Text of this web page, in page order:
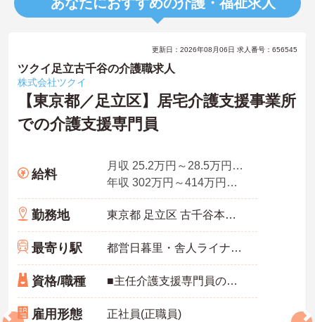
更新日：2026年08月06日 求人番号：656545
ツクイ足立古千谷の介護職求人
株式会社ツクイ
【東京都／足立区】居宅介護支援事業所
での介護支援専門員
給料
月収 25.2万円～28.5万円程度（諸手当込み）
年収 302万円～414万円程度（別途賞与付与）
勤務地 東京都 足立区 古千谷本町4-7-5
最寄り駅 都営日暮里・舎人ライナー「舎人駅」徒歩13分
資格/職種 ■主任介護支援専門員の方 ※ケアマネジャーの業務経験のある方
雇用形態 正社員(正職員)